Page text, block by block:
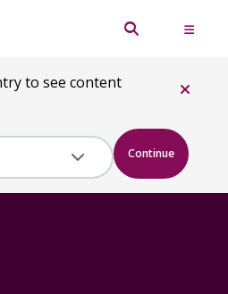
to see content
Continue